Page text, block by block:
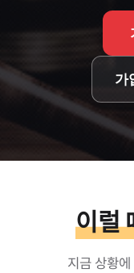
가
이럴
지금 상황